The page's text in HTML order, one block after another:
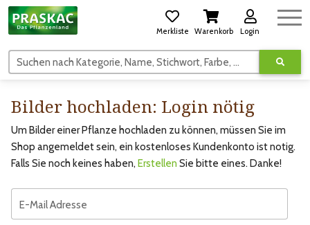
Merkliste Warenkorb Login
Suchen nach Kategorie, Name, Stichwort, Farbe, usw.
Bilder hochladen: Login nötig
Um Bilder einer Pflanze hochladen zu können, müssen Sie im
Shop angemeldet sein, ein kostenloses Kundenkonto ist notig.
Falls Sie noch keines haben, Erstellen Sie bitte eines. Danke!
E-Mail Adresse